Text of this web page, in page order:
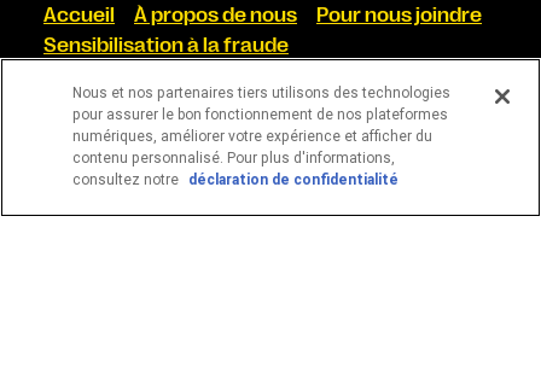
Accueil À propos de nous
Pour nous joindre
Sensibilisation à la fraude
Conditions générales
TROUVEZ-NOUS SUR LES RÉSEAUX SOCIAUX
Nous et nos partenaires tiers utilisons des technologies
pour assurer le bon fonctionnement de nos plateformes
numériques, améliorer votre expérience et afficher du
contenu personnalisé. Pour plus d'informations,
consultez notre déclaration de confidentialité